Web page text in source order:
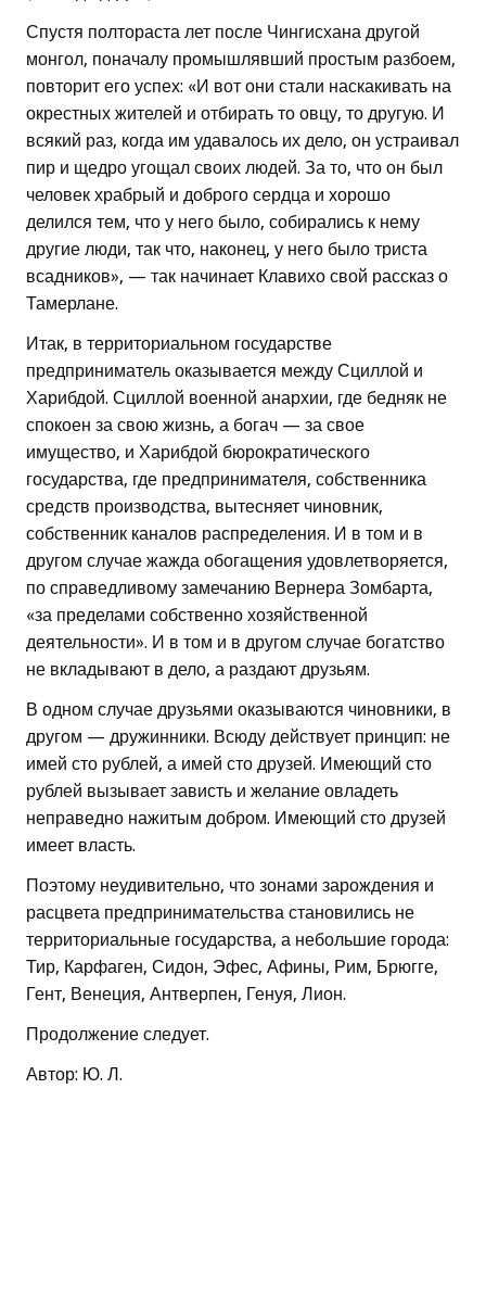
Спустя полтораста лет после Чингисхана другой
монгол, поначалу промышлявший простым разбоем,
повторит его успех: «И вот они стали наскакивать на
окрестных жителей и отбирать то овцу, то другую. И
всякий раз, когда им удавалось их дело, он устраивал
пир и щедро угощал своих людей. За то, что он был
человек храбрый и доброго сердца и хорошо
делился тем, что у него было, собирались к нему
другие люди, так что, наконец, у него было триста
всадников», — так начинает Клавихо свой рассказ о
Тамерлане.
Итак, в территориальном государстве
предприниматель оказывается между Сциллой и
Харибдой. Сциллой военной анархии, где бедняк не
спокоен за свою жизнь, а богач — за свое
имущество, и Харибдой бюрократического
государства, где предпринимателя, собственника
средств производства, вытесняет чиновник,
собственник каналов распределения. И в том и в
другом случае жажда обогащения удовлетворяется,
по справедливому замечанию Вернера Зомбарта,
«за пределами собственно хозяйственной
деятельности». И в том и в другом случае богатство
не вкладывают в дело, а раздают друзьям.
В одном случае друзьями оказываются чиновники, в
другом — дружинники. Всюду действует принцип: не
имей сто рублей, а имей сто друзей. Имеющий сто
рублей вызывает зависть и желание овладеть
неправедно нажитым добром. Имеющий сто друзей
имеет власть.
Поэтому неудивительно, что зонами зарождения и
расцвета предпринимательства становились не
территориальные государства, а небольшие города:
Тир, Карфаген, Сидон, Эфес, Афины, Рим, Брюгге,
Гент, Венеция, Антверпен, Генуя, Лион.
Продолжение следует.
Автор: Ю. Л.